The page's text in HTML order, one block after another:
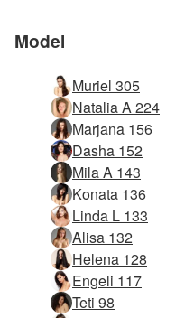
Model
Muriel 305
Natalia A 224
Marjana 156
Dasha 152
Mila A 143
Konata 136
Linda L 133
Alisa 132
Helena 128
Engeli 117
Teti 98